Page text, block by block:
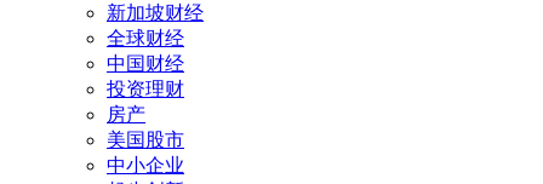
新加坡财经
全球财经
中国财经
投资理财
房产
美国股市
中小企业